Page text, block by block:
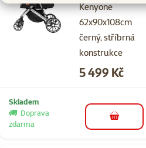
Kenyone
62x90x108cm
černý, stříbrná
konstrukce
Cena
5 499 Kč
Skladem
Doprava
zdarma
do košíku